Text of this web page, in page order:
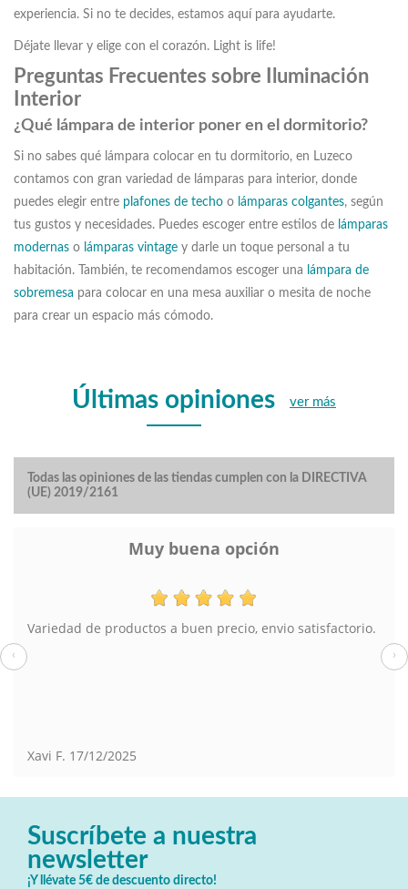
experiencia. Si no te decides, estamos aquí para ayudarte.
Déjate llevar y elige con el corazón. Light is life!
Preguntas Frecuentes sobre Iluminación
Interior
¿Qué lámpara de interior poner en el dormitorio?
Si no sabes qué lámpara colocar en tu dormitorio, en Luzeco
contamos con gran variedad de lámparas para interior, donde
puedes elegir entre plafones de techo o lámparas colgantes, según
tus gustos y necesidades. Puedes escoger entre estilos de lámparas
modernas o lámparas vintage y darle un toque personal a tu
habitación. También, te recomendamos escoger una lámpara de
sobremesa para colocar en una mesa auxiliar o mesita de noche
para crear un espacio más cómodo.
Últimas opiniones ver más
Todas las opiniones de las tiendas cumplen con la DIRECTIVA
(UE) 2019/2161
Muy buena opción
Variedad de productos a buen precio, envio satisfactorio.
Xavi F. 17/12/2025
‹ ›
Suscríbete a nuestra
newsletter
¡Y llévate 5€ de descuento directo!